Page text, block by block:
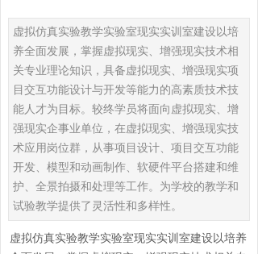
虚拟仿真实验教学实验室现实实训室建设以培
养全面发展，掌握虚拟现实、增强现实技术相
关专业理论知识，具备虚拟现实、增强现实项
目交互功能设计与开发等能力的高素质技术技
能人才为目标。较终学员将面向虚拟现实、增
强现实企事业单位，在虚拟现实、增强现实技
术应用岗位群，从事项目设计、项目交互功能
开发、模型和动画制作、软硬件平台搭建和维
护、全景拍摄和处理等工作。为学校的教学和
试验教学提供了灵活性和多样性。
虚拟仿真实验教学实验室现实实训室建设以培养